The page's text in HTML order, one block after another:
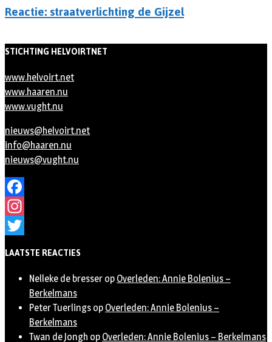
Reactie: straatverlichting de Gijzel
STICHTING HELVOIRTNET
www.helvoirt.net
www.haaren.nu
www.vught.nu
nieuws@helvoirt.net
info@haaren.nu
nieuws@vught.nu
Facebook
Instagram
LAATSTE REACTIES
Nelleke de bresser op Overleden: Annie Bolenius –
Berkelmans
Peter Tuerlings op Overleden: Annie Bolenius –
Berkelmans
Twan de Jongh op Overleden: Annie Bolenius – Berkelmans